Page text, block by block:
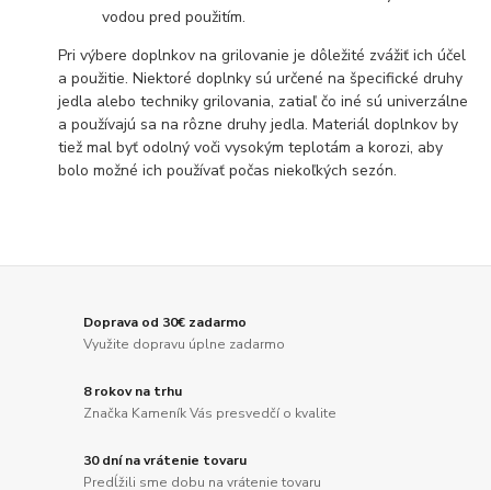
vodou pred použitím.
Pri výbere doplnkov na grilovanie je dôležité zvážiť ich účel
a použitie. Niektoré doplnky sú určené na špecifické druhy
jedla alebo techniky grilovania, zatiaľ čo iné sú univerzálne
a používajú sa na rôzne druhy jedla. Materiál doplnkov by
tiež mal byť odolný voči vysokým teplotám a korozi, aby
bolo možné ich používať počas niekoľkých sezón.
Doprava od 30€ zadarmo
Využite dopravu úplne zadarmo
8 rokov na trhu
Značka Kameník Vás presvedčí o kvalite
30 dní na vrátenie tovaru
Predĺžili sme dobu na vrátenie tovaru